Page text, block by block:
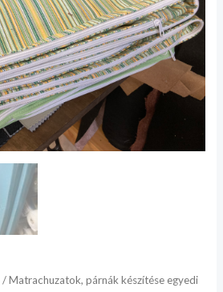
/ Matrachuzatok, párnák készítése egyedi